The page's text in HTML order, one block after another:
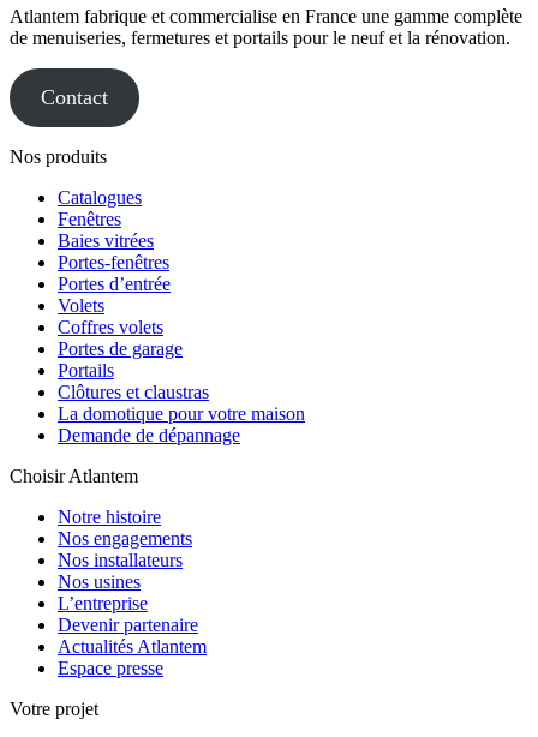
Atlantem fabrique et commercialise en France une gamme complète
de menuiseries, fermetures et portails pour le neuf et la rénovation.
Contact
Nos produits
Catalogues
Fenêtres
Baies vitrées
Portes-fenêtres
Portes d’entrée
Volets
Coffres volets
Portes de garage
Portails
Clôtures et claustras
La domotique pour votre maison
Demande de dépannage
Choisir Atlantem
Notre histoire
Nos engagements
Nos installateurs
Nos usines
L’entreprise
Devenir partenaire
Actualités Atlantem
Espace presse
Votre projet